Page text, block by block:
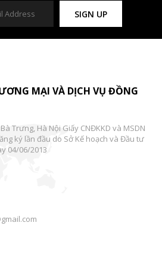
SIGN UP
MẠI VÀ DỊCH VỤ ĐỒNG
Trưng, Hà Nội Giấy CNĐKKD và MSDN
ký lần đầu do Sở Kế hoạch và Đầu tư
04/06/2013